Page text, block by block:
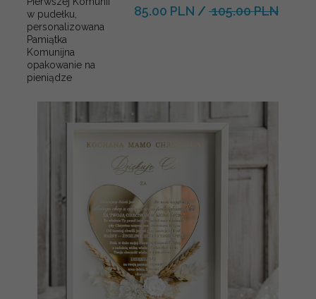
w pudełku,
personalizowana
Pamiątka
Komunijna
opakowanie na
pieniądze
85.00 PLN / 105.00 PLN